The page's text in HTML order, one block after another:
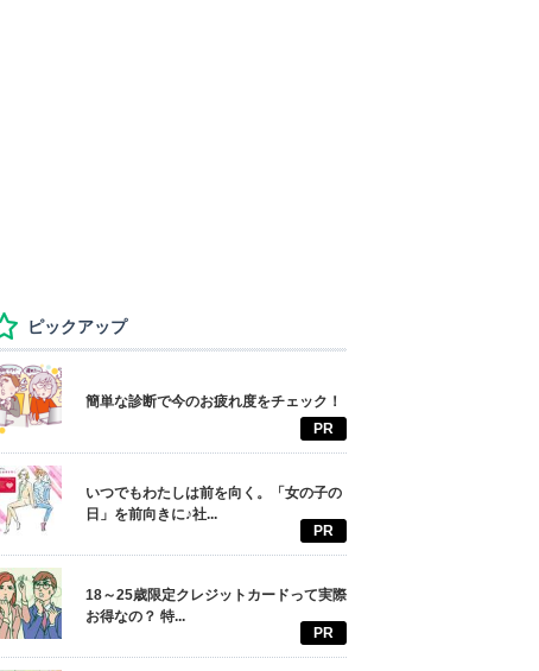
ピックアップ
簡単な診断で今のお疲れ度をチェック！
PR
いつでもわたしは前を向く。「女の子の
日」を前向きに♪社...
PR
18～25歳限定クレジットカードって実際
お得なの？ 特...
PR